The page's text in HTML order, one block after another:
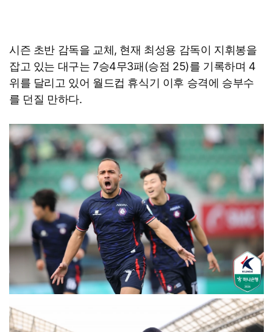
시즌 초반 감독을 교체, 현재 최성용 감독이 지휘봉을
잡고 있는 대구는 7승4무3패(승점 25)를 기록하며 4
위를 달리고 있어 월드컵 휴식기 이후 승격에 승부수
를 던질 만하다.